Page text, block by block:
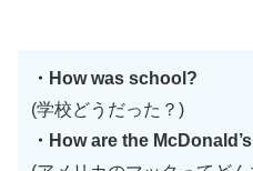
・How was school?
(学校どうだった？)
・How are the